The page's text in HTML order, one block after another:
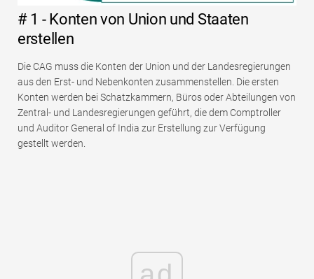
# 1 - Konten von Union und Staaten
erstellen
Die CAG muss die Konten der Union und der Landesregierungen
aus den Erst- und Nebenkonten zusammenstellen. Die ersten
Konten werden bei Schatzkammern, Büros oder Abteilungen von
Zentral- und Landesregierungen geführt, die dem Comptroller
und Auditor General of India zur Erstellung zur Verfügung
gestellt werden.